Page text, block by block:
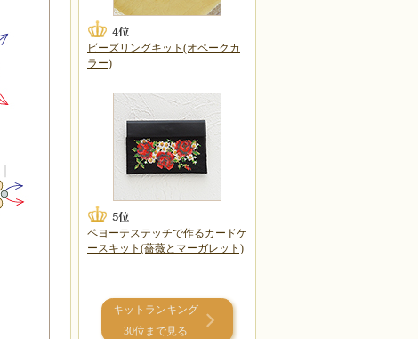
ビーズリングキット(オペークカ
ラー)
ペヨーテステッチで作るカードケ
ースキット(薔薇とマーガレット)
キットランキング
30位まで見る